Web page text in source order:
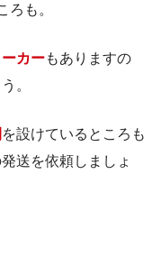
ろも。
カーもありますの
。
を設けているところも
送を依頼しましょ